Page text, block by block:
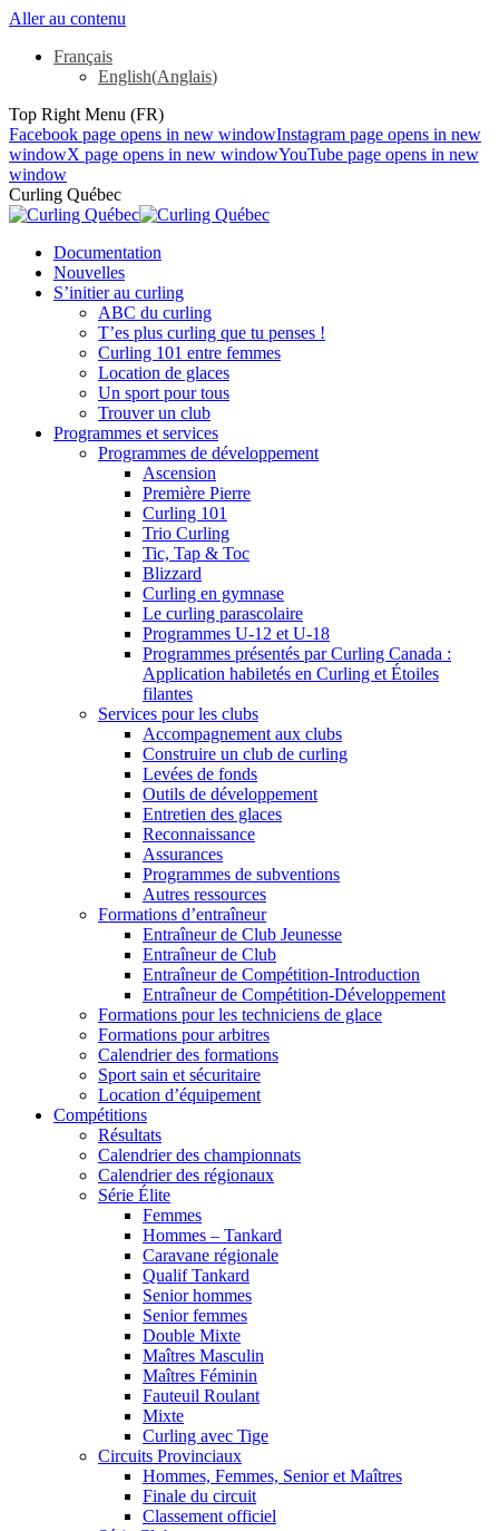
Aller au contenu
Français
English(Anglais)
Top Right Menu (FR)
Facebook page opens in new windowInstagram page opens in new
windowX page opens in new windowYouTube page opens in new
window
Curling Québec
Documentation
Nouvelles
S’initier au curling
ABC du curling
T’es plus curling que tu penses !
Curling 101 entre femmes
Location de glaces
Un sport pour tous
Trouver un club
Programmes et services
Programmes de développement
Ascension
Première Pierre
Curling 101
Trio Curling
Tic, Tap & Toc
Blizzard
Curling en gymnase
Le curling parascolaire
Programmes U-12 et U-18
Programmes présentés par Curling Canada :
Application habiletés en Curling et Étoiles
filantes
Services pour les clubs
Accompagnement aux clubs
Construire un club de curling
Levées de fonds
Outils de développement
Entretien des glaces
Reconnaissance
Assurances
Programmes de subventions
Autres ressources
Formations d’entraîneur
Entraîneur de Club Jeunesse
Entraîneur de Club
Entraîneur de Compétition-Introduction
Entraîneur de Compétition-Développement
Formations pour les techniciens de glace
Formations pour arbitres
Calendrier des formations
Sport sain et sécuritaire
Location d’équipement
Compétitions
Résultats
Calendrier des championnats
Calendrier des régionaux
Série Élite
Femmes
Hommes – Tankard
Caravane régionale
Qualif Tankard
Senior hommes
Senior femmes
Double Mixte
Maîtres Masculin
Maîtres Féminin
Fauteuil Roulant
Mixte
Curling avec Tige
Circuits Provinciaux
Hommes, Femmes, Senior et Maîtres
Finale du circuit
Classement officiel